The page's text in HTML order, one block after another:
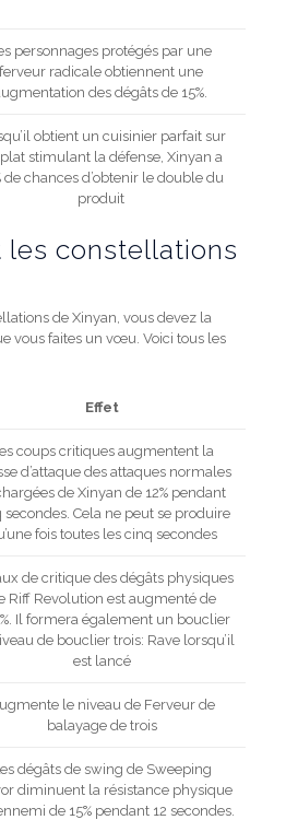
personnages protégés par une
ferveur radicale obtiennent une
des dégâts de 15%.
obtient un cuisinier parfait sur
stimulant la défense, Xinyan a
de chances d’obtenir le double du
produit
les constellations
de Xinyan, vous devez la
vous faites un vœu. Voici tous les
Effet
coups critiques augmentent la
d’attaque des attaques normales
de Xinyan de 12% pendant
secondes. Cela ne peut se produire
fois toutes les cinq secondes
de critique des dégâts physiques
Riff Revolution est augmenté de
Il formera également un bouclier
de bouclier trois: Rave lorsqu’il
est lancé
le niveau de Ferveur de
balayage de trois
dégâts de swing de Sweeping
diminuent la résistance physique
de 15% pendant 12 secondes.